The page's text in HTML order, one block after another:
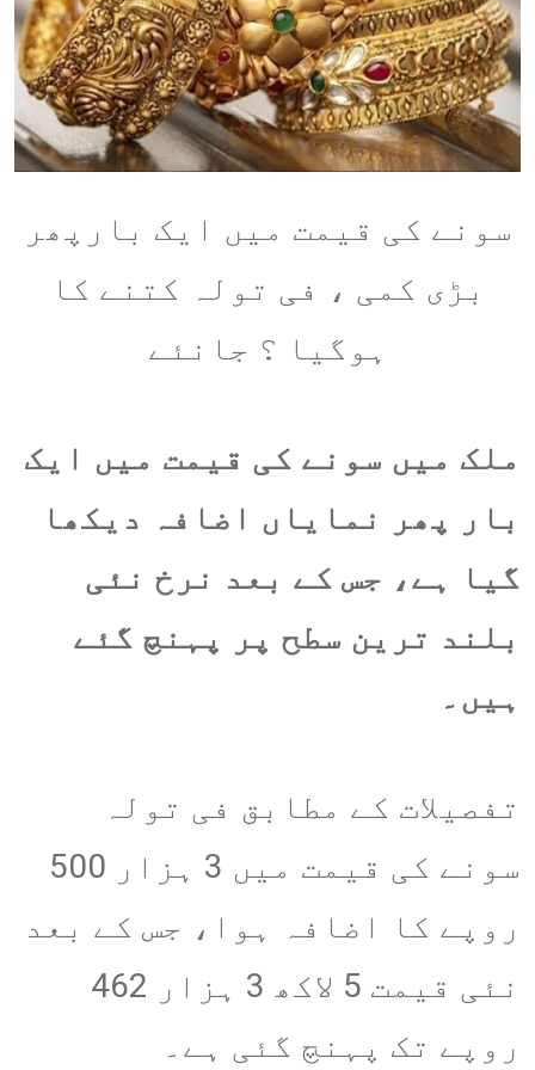
سونے کی قیمت میں ایک بارپھر
بڑی کمی ، فی تولہ کتنے کا
ہوگیا ؟ جانئے
ملک میں سونے کی قیمت میں ایک
بار پھر نمایاں اضافہ دیکھا
گیا ہے، جس کے بعد نرخ نئی
بلند ترین سطح پر پہنچ گئے
ہیں۔
تفصیلات کے مطابق فی تولہ
سونے کی قیمت میں 3 ہزار 500
روپے کا اضافہ ہوا، جس کے بعد
نئی قیمت 5 لاکھ 3 ہزار 462
روپے تک پہنچ گئی ہے۔